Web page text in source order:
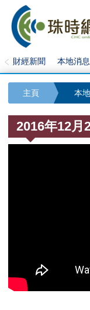
財經新聞 本地消息
主頁 本
2016年12月